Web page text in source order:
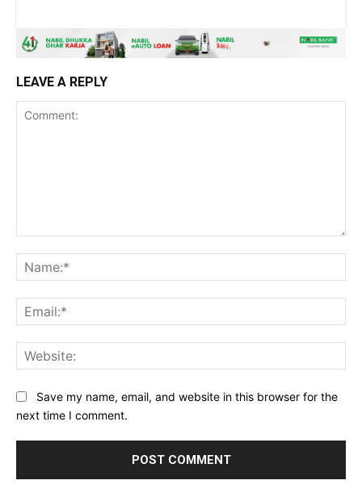
LEAVE A REPLY
Save my name, email, and website in this browser for the
next time I comment.